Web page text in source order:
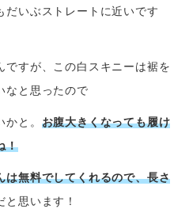
だいぶストレートに近いです
ですが、この白スキニーは裾を
なと思ったので
と。 お腹大きくなっても履け
！
は無料でしてくれるので、長さ
と思います！